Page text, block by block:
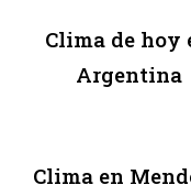
Clima de hoy
Argentina
Clima en